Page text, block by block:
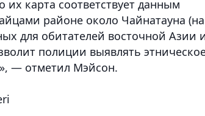
карта соответствует данным
районе около Чайнатауна (на
для обитателей восточной Азии
полиции выявлять
— отметил Мэйсон.